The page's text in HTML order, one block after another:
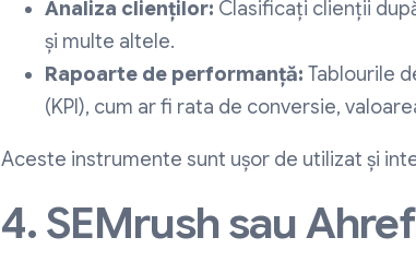
Analiza clienților: Clasificați clienții
și multe altele.
Rapoarte de performanță: Tablourile
(KPI), cum ar fi rata de conversie,
Aceste instrumente sunt ușor de utilizat și
4. SEMrush sau